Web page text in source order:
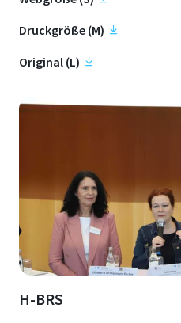
Druckgröße (M)
Original (L)
H-BRS